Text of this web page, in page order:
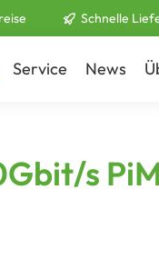
Schnelle
Service News
s